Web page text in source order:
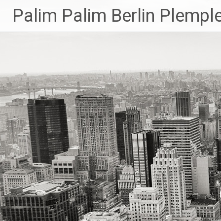
Inhalt
springen
Palim Palim Berlin